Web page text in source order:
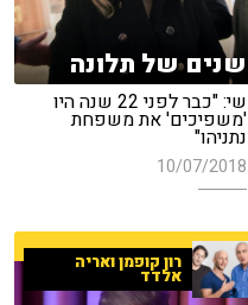
שנים של תלונה
שי: "כבר לפני 22 שנה היו
'משפיכים' את משפחת
נתניהו"
10/07/2018
רון קופמן ואריה
אלדד